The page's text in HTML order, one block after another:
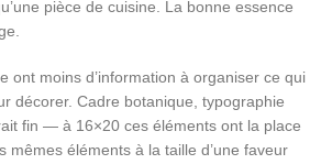
pièce de cuisine. La bonne essence
ont moins d’information à organiser ce qui
décorer. Cadre botanique, typographie
fin — à 16×20 ces éléments ont la place
mêmes éléments à la taille d’une faveur